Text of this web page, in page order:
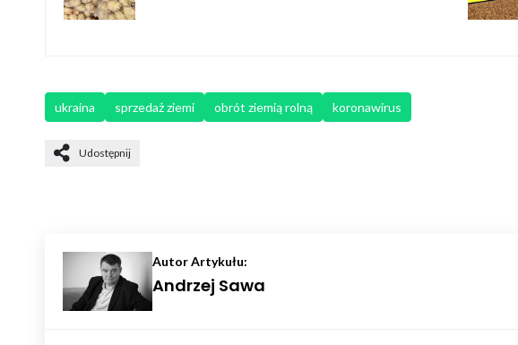
ukraina sprzedaż ziemi obrót ziemią rolną koronawirus
Udostępnij
Autor Artykułu:
Andrzej Sawa